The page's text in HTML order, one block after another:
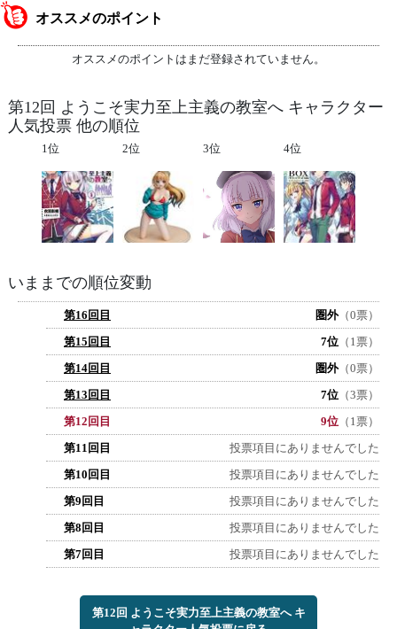
オススメのポイント
オススメのポイントはまだ登録されていません。
第12回 ようこそ実力至上主義の教室へ キャラクター
人気投票 他の順位
1位 2位 3位 4位
いままでの順位変動
第16回目 圏外（0票）
第15回目
7位 （1票）
第14回目
圏外（0票）
第13回目
7位 （3票）
第12回目
9位 （1票）
第11回目
投票項目にありませんでした
第10回目
投票項目にありませんでした
第9回目
投票項目にありませんでした
第8回目
投票項目にありませんでした
第7回目
投票項目にありませんでした
第12回 ようこそ実力至上主義の教室へ キ